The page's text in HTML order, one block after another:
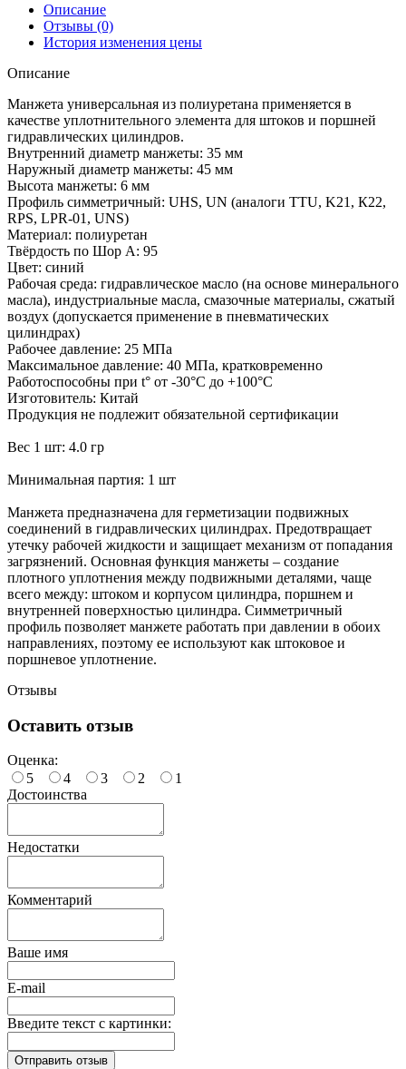
Описание
Отзывы (0)
История изменения цены
Описание
Манжета универсальная из полиуретана применяется в
качестве уплотнительного элемента для штоков и поршней
гидравлических цилиндров.
Внутренний диаметр манжеты: 35 мм
Наружный диаметр манжеты: 45 мм
Высота манжеты: 6 мм
Профиль симметричный: UHS, UN (аналоги TTU, K21, К22,
RPS, LPR-01, UNS)
Материал: полиуретан
Твёрдость по Шор А: 95
Цвет: синий
Рабочая среда: гидравлическое масло (на основе минерального
масла), индустриальные масла, смазочные материалы, сжатый
воздух (допускается применение в пневматических
цилиндрах)
Рабочее давление: 25 МПа
Максимальное давление: 40 МПа, кратковременно
Работоспособны при t° от -30°С до +100°С
Изготовитель: Китай
Продукция не подлежит обязательной сертификации
Вес 1 шт: 4.0 гр
Минимальная партия: 1 шт
Манжета предназначена для герметизации подвижных
соединений в гидравлических цилиндрах. Предотвращает
утечку рабочей жидкости и защищает механизм от попадания
загрязнений. Основная функция манжеты – создание
плотного уплотнения между подвижными деталями, чаще
всего между: штоком и корпусом цилиндра, поршнем и
внутренней поверхностью цилиндра. Симметричный
профиль позволяет манжете работать при давлении в обоих
направлениях, поэтому ее используют как штоковое и
поршневое уплотнение.
Отзывы
Оставить отзыв
Оценка:
5
4 3 2
1
Достоинства
Недостатки
Комментарий
Ваше имя
E-mail
Введите текст с картинки: